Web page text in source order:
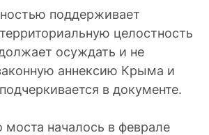
поддерживает
целостность
осуждать и не
аннексию Крыма и
в документе.
моста началось в феврале